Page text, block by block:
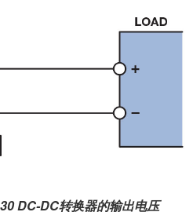
DC-DC转换器的输出电压